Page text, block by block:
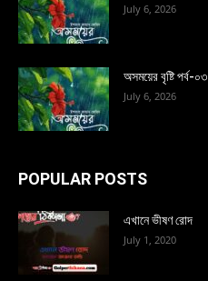
July 6, 2026
অসময়ের বৃষ্টি পর্ব-০৩
July 6, 2026
POPULAR POSTS
এখানে ভীষণ রোদ
July 1, 2020